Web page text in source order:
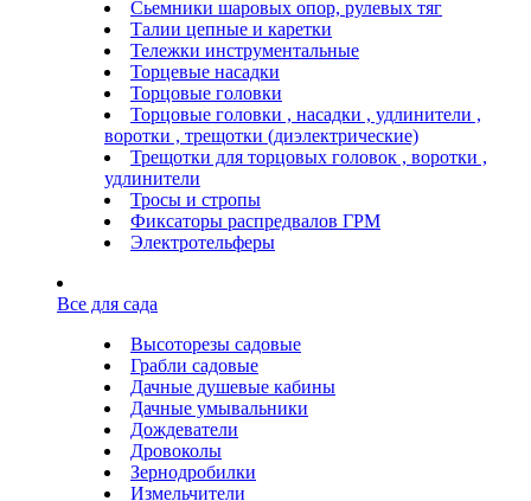
Сьемники шаровых опор, рулевых тяг
Талии цепные и каретки
Тележки инструментальные
Торцевые насадки
Торцовые головки
Торцовые головки , насадки , удлинители ,
воротки , трещотки (диэлектрические)
Трещотки для торцовых головок , воротки ,
удлинители
Тросы и стропы
Фиксаторы распредвалов ГРМ
Электротельферы
Все для сада
Высоторезы садовые
Грабли садовые
Дачные душевые кабины
Дачные умывальники
Дождеватели
Дровоколы
Зернодробилки
Измельчители